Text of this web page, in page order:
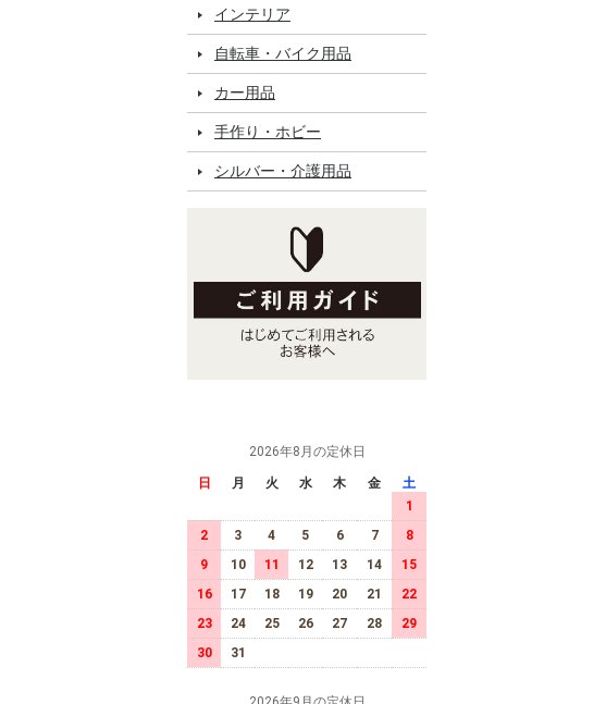
インテリア
自転車・バイク用品
カー用品
手作り・ホビー
シルバー・介護用品
2026年8月の定休日
日 月 火 水 木 金
土
1
2
3 4 5 6 7
8
9
10 11 12 13 14
15
16
17 18 19 20 21
22
23
24 25 26 27 28
29
30
31